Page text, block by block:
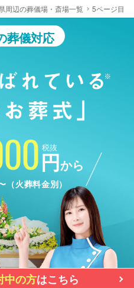
周辺の葬儀場・斎場一覧 5ページ目
葬儀対応
税抜
円から
（火葬料金別）
中の方はこちら